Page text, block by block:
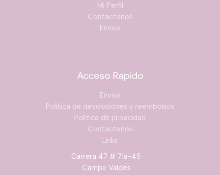
Mi Perfil
Contactenos
Envios
Acceso Rapido
Envios
Política de devoluciones y reembolsos
Política de privacidad
Contactenos
Links
Carrera 47 # 71a-45
Campo Valdes